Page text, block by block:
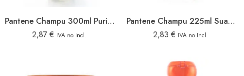
Pantene Champu 300ml Purificante
2,87€ IVA no Incl.
Pantene Champu 225ml Suave Liso
2,83€ IVA no Incl.